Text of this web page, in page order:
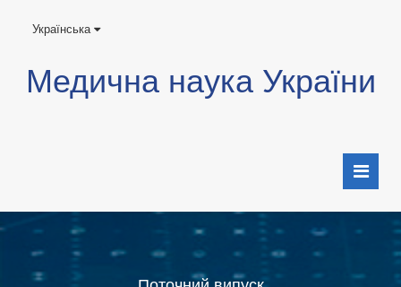
Українська
Медична наука України